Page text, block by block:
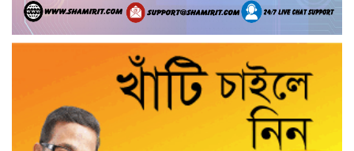
গৌরনদীতে নিরাপদ অভিবাসন ও দক্ষতা
উন্নয়ন শীর্ষক সেমিনার অনুষ্ঠিত,
আশুলিয়ার বাইপাইল পাইকারি কাঁচা বাজারে
চেয়ারম্যান প্রার্থী ইসরাফিল হোসেনের নির্বাচনী